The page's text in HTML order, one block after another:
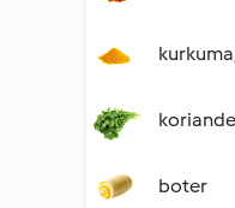
boter